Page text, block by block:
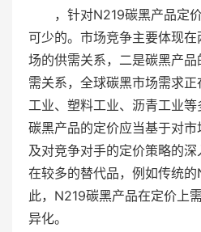
，针对N219碳黑产品定
可少的。市场竞争主要体现
场的供需关系，二是碳黑产
需关系，全球碳黑市场需求
工业、塑料工业、沥青工业
碳黑产品的定价应当基于对
及对竞争对手的定价策略的
在较多的替代品，例如传统
此，N219碳黑产品在定价上
异化。